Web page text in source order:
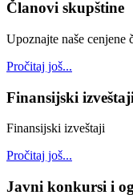
Članovi skupštine
Upoznajte naše cenjene
Pročitaj još...
Finansijski izveštaji
Finansijski izveštaji
Pročitaj još...
Javni konkursi i